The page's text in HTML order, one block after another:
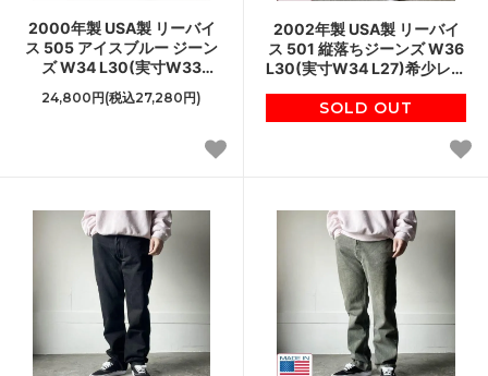
2000年製 USA製 リーバイ
ス 505 アイスブルー ジーン
ズ W34 L30(実寸W33
L29.5)希少レングス アメリ
カ製 00s ビンテージ D153
24,800円(税込27,280円)
2002年製 USA製 リーバイ
ス 501 縦落ちジーンズ W36
L30(実寸W34 L27)希少レン
カ製 ビンテージ D153
SOLD OUT